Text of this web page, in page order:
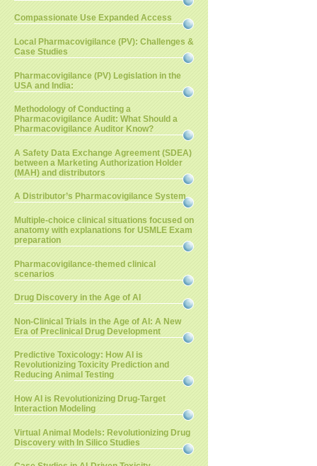
Compassionate Use Expanded Access
Local Pharmacovigilance (PV): Challenges &
Case Studies
Pharmacovigilance (PV) Legislation in the
USA and India:
Methodology of Conducting a
Pharmacovigilance Audit: What Should a
Pharmacovigilance Auditor Know?
A Safety Data Exchange Agreement (SDEA)
between a Marketing Authorization Holder
(MAH) and distributors
A Distributor’s Pharmacovigilance System
Multiple-choice clinical situations focused on
anatomy with explanations for USMLE Exam
preparation
Pharmacovigilance-themed clinical
scenarios
Drug Discovery in the Age of AI
Non-Clinical Trials in the Age of AI: A New
Era of Preclinical Drug Development
Predictive Toxicology: How AI is
Revolutionizing Toxicity Prediction and
Reducing Animal Testing
How AI is Revolutionizing Drug-Target
Interaction Modeling
Virtual Animal Models: Revolutionizing Drug
Discovery with In Silico Studies